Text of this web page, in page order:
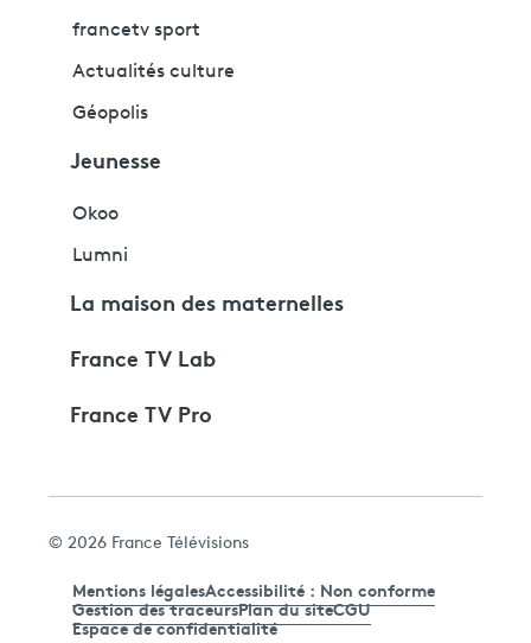
francetv sport
Actualités culture
Géopolis
Jeunesse
Okoo
Lumni
La maison des maternelles
France TV Lab
France TV Pro
© 2026 France Télévisions
Mentions légalesAccessibilité : Non conforme
Gestion des traceursPlan du siteCGU
Espace de confidentialité